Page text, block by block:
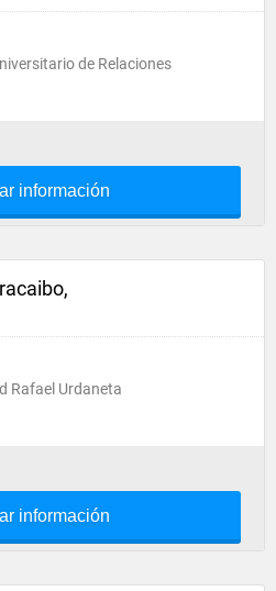
de Relaciones
información
Rafael Urdaneta
información